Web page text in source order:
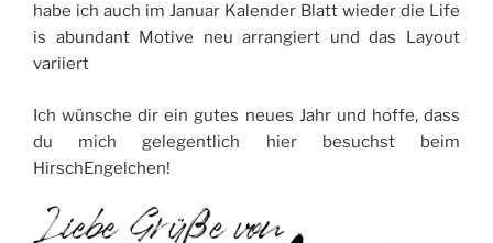
habe ich auch im Januar Kalender Blatt wieder die Life
is abundant Motive neu arrangiert und das Layout
variiert
Ich wünsche dir ein gutes neues Jahr und hoffe, dass
du mich gelegentlich hier besuchst beim
HirschEngelchen!